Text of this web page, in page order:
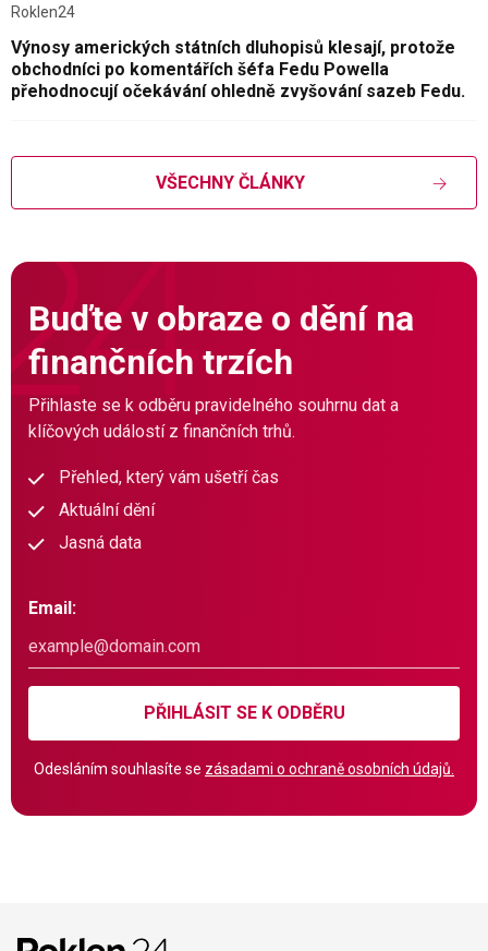
Roklen24
Výnosy amerických státních dluhopisů klesají, protože
obchodníci po komentářích šéfa Fedu Powella
přehodnocují očekávání ohledně zvyšování sazeb Fedu.
VŠECHNY ČLÁNKY
Buďte v obraze o dění na
finančních trzích
Přihlaste se k odběru pravidelného souhrnu dat a
klíčových událostí z finančních trhů.
Přehled, který vám ušetří čas
Aktuální dění
Jasná data
Email:
PŘIHLÁSIT SE K ODBĚRU
Odesláním souhlasíte se zásadami o ochraně osobních údajů.